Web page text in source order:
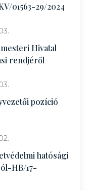
01563-29/2024
Hivatal
rendjéről
pozíció
hatósági
HB/17-